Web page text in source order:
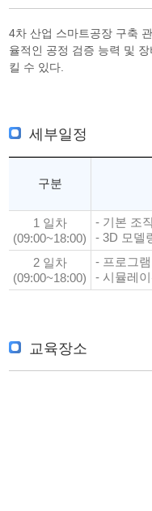
4차 산업 스마트공장 구축
율적인 공정 검증 능력 및
킬 수 있다.
세부일정
구분
1 일차
(09:00~18:00)
- 기본 조
- 3D 모델
2 일차
(09:00~18:00)
- 프로그
- 시뮬레
교육장소